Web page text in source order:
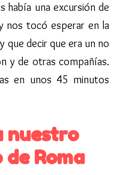
había una excursión de
nos tocó esperar en la
que decir que era un no
y de otras compañías.
en unos 45 minutos
nuestro
Roma